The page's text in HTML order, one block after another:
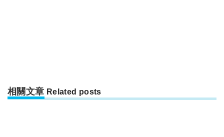
相關文章 Related posts